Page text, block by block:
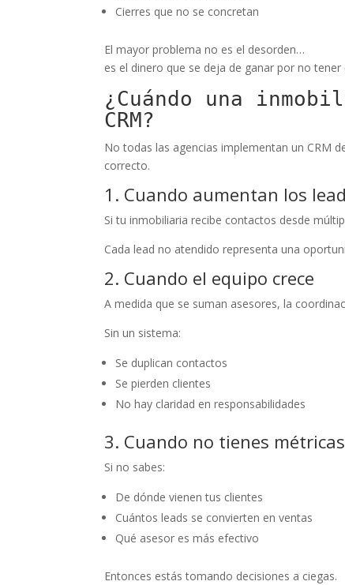
Cierres que no se concretan
El mayor problema no es el desorden…
es el dinero que se deja de ganar por no tener
¿Cuándo una
CRM?
No todas las agencias implementan un CRM
correcto.
1. Cuando aumentan los
Si tu inmobiliaria recibe contactos desde
Cada lead no atendido representa una
2. Cuando el equipo crece
A medida que se suman asesores, la
Sin un sistema:
Se duplican contactos
Se pierden clientes
No hay claridad en responsabilidades
3. Cuando no tienes
Si no sabes:
De dónde vienen tus clientes
Cuántos leads se convierten en ventas
Qué asesor es más efectivo
Entonces estás tomando decisiones a ciegas.